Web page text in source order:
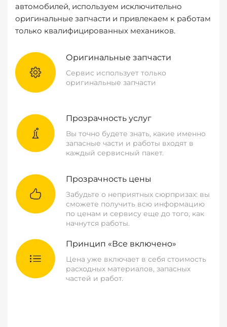
автомобилей, используем исключительно
оригинальные запчасти и привлекаем к работам
только квалифицированных механиков.
Оригинальные запчасти
Сервис использует только
оригинальные запчасти
Прозрачность услуг
Вы точно будете знать, какие именно
запасные части и работы входят в
каждый сервисный пакет.
Прозрачность цены
Забудьте о неприятных сюрпризах: вы
сможете получить всю информацию
по ценам и сервису еще до того, как
начнутся работы.
Принцип «Все включено»
Цена уже включает в себя стоимость
расходных материалов, запасных
частей и работ.